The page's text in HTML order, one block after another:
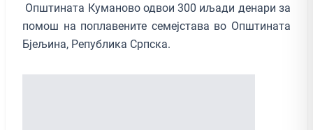
Општината Куманово одвои 300 иљади денари за
помош на поплавените семејстава во Општината
Бјељина, Република Српска.